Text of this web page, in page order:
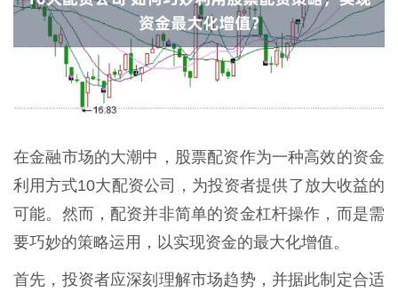
在金融市场的大潮中，股票配资作为一种高效的资金
利用方式10大配资公司，为投资者提供了放大收益的
可能。然而，配资并非简单的资金杠杆操作，而是需
要巧妙的策略运用，以实现资金的最大化增值。
首先，投资者应深刻理解市场趋势，并据此制定合适